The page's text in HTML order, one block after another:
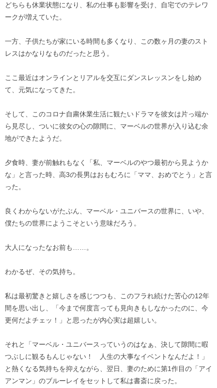
どちらも休業状態になり、私の仕事も影響を受け、自宅でのテレワ
ークが増えていた。
一方、子供たちが家にいる時間も多くなり、この数ヶ月の妻のスト
レスはかなりなものだったと思う。
ここ最近はオンラインとリアルを交互にダンスレッスンをし始め
て、元気になってきた。
そして、このコロナ自粛休業生活に観たいドラマを彼女は片っ端か
ら見尽し、ついに彼女の心の隙間に、マーベルの世界が入り込む余
地ができたようだ。
夕食時、妻が前触れもなく「私、マーベルのやつ最初から見ようか
な」と言った時、高3の長男はおもむろに「ママ、おめでとう」と言
った。
良くわからないがたぶん、マーベル・ユニバースの世界に、いや、
僕たちの世界にようこそという意味だろう。
大人になったなお前も……。
わかるぜ、その気持ち。
私は最初驚きと嬉しさを感じつつも、このフラれ続けた苦心の12年
間を思い出し、「今まで何度言っても見向きもしなかったのに、今
更何だよチェッ！」と思ったが内心実は超嬉しい。
それと「マーベル・ユニバースっていうのはなぁ、決して隙間に暇
つぶしに観るもんじゃない！ 人生の大事なイベントなんだよ！」
と熱くなる気持ちを抑えながら、翌日、妻のために第1作目の「アイ
アンマン」のブルーレイをセットして私は書斎に戻った。